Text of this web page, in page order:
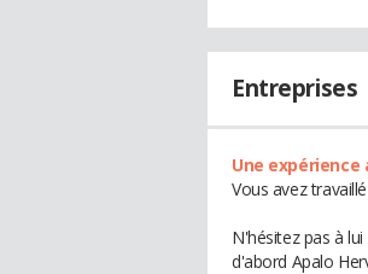
Entreprises
Une expérience
Vous avez
N'hésitez pas à
d'abord Apalo